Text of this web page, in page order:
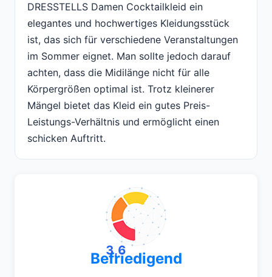
DRESSTELLS Damen Cocktailkleid ein
elegantes und hochwertiges Kleidungsstück
ist, das sich für verschiedene Veranstaltungen
im Sommer eignet. Man sollte jedoch darauf
achten, dass die Midilänge nicht für alle
Körpergrößen optimal ist. Trotz kleinerer
Mängel bietet das Kleid ein gutes Preis-
Leistungs-Verhältnis und ermöglicht einen
schicken Auftritt.
3,6
Befriedigend